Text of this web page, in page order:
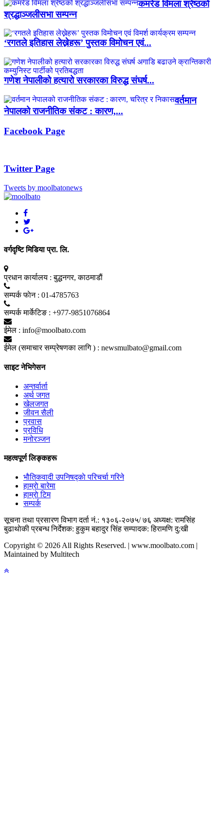
कमरेड विमला श्रेष्ठको
श्रद्धाञ्जलीसभा सम्पन्न
‘रगतले इतिहास लेख्नेहरू’ पुस्तक विमोचन एवं...
गणेश नेपालीको हत्यारो सरकारका विरुद्ध संघर्ष...
वर्तमान
नेपालको राजनीतिक संकट : कारण,...
Facebook Page
Twitter Page
Tweets by moolbatonews
वर्गदृष्टि मिडिया प्रा. लि.
प्रधान कार्यालय : बुद्धनगर, काठमाडाैं
सम्पर्क फाेन : 01-4785763
सम्पर्क मार्केटिङ : +977-9851076864
ईमेल : info@moolbato.com
ईमेल (समाचार सम्प्रेषणका लागि ) : newsmulbato@gmail.com
साइट नेभिगेसन
अन्तर्वार्ता
अर्थ जगत
खेलजगत
जीवन सैली
प्रवास
प्रविधि
मनोरञ्जन
महत्वपूर्ण लिङ्कहरू
भाैतिकवादी उपनिषद्काे परिचर्चा गरिने
हाम्राे बारेमा
हाम्राे टिम
सम्पर्क
सूचना तथा प्रसारण विभाग दर्ता नं.: १३०६-२०७५/ ७६ अध्यक्ष: रामसिंह
बुढाथाेकी प्रबन्ध निर्देशक: हुकुम बहादुर सिंह सम्पादक: हिरामणि दु:खी
Copyright © 2026 All Rights Reserved. | www.moolbato.com |
Maintained by Multitech